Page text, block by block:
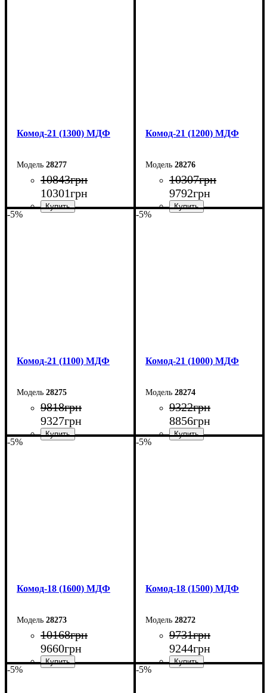
Комод-21 (1300) МДФ
28277
10843грн
10301грн
Комод-21 (1200) МДФ
28276
10307грн
9792грн
-5%
Комод-21 (1100) МДФ
28275
9818грн
9327грн
-5%
Комод-21 (1000) МДФ
28274
9322грн
8856грн
-5%
Комод-18 (1600) МДФ
28273
10168грн
9660грн
-5%
Комод-18 (1500) МДФ
28272
9731грн
9244грн
-5% -5%